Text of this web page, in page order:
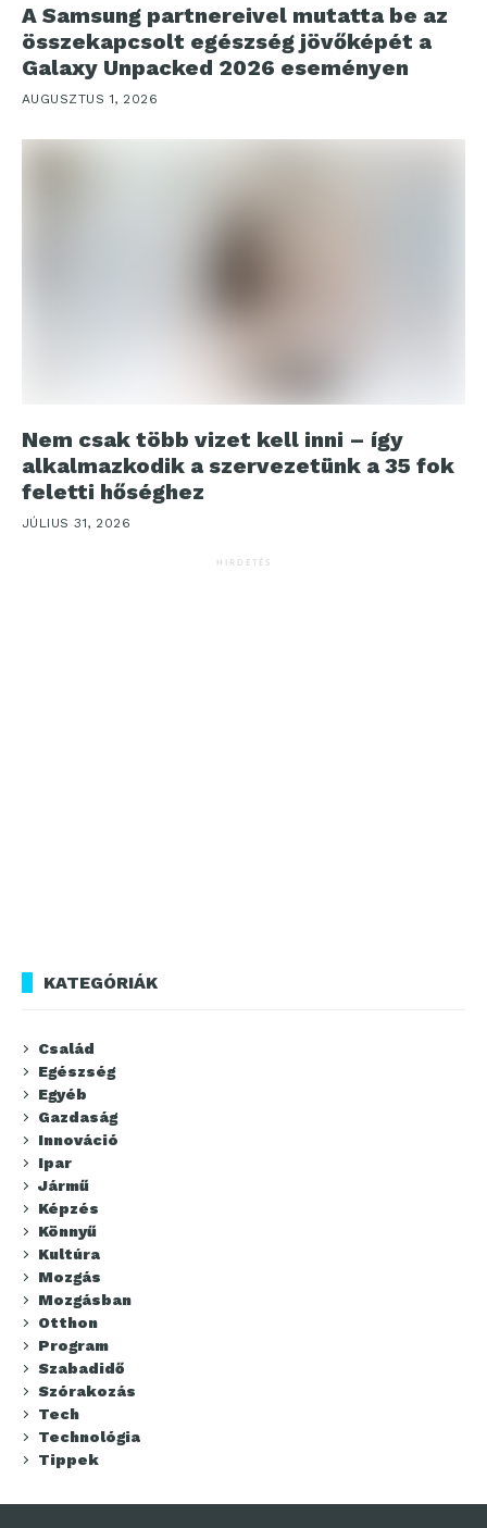
A Samsung partnereivel mutatta be az
összekapcsolt egészség jövőképét a
Galaxy Unpacked 2026 eseményen
AUGUSZTUS 1, 2026
Nem csak több vizet kell inni – így
alkalmazkodik a szervezetünk a 35 fok
feletti hőséghez
JÚLIUS 31, 2026
HIRDETÉS
KATEGÓRIÁK
Család
Egészség
Egyéb
Gazdaság
Innováció
Ipar
Jármű
Képzés
Könnyű
Kultúra
Mozgás
Mozgásban
Otthon
Program
Szabadidő
Szórakozás
Tech
Technológia
Tippek